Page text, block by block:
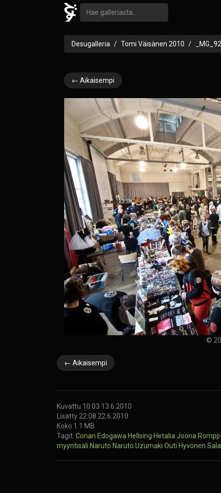
Desugalleria Tomi Väisänen 2010
← Aikaisempi
©
← Aikaisempi
Kuvattu 10:03 13.6.2010
Lisätty 22:08 22.6.2010
Koko 1.1 MB
Tagit: Conan Edogawa Hellsing Hetalia Joona
myyntisali Naruto Naruto Uzumaki Outi Hyvönen